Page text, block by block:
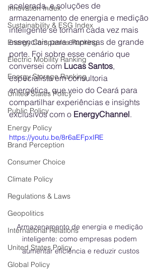
Innovation Index
Sustainability & ESG Index
Energy Companies Ranking
Electric Mobility Ranking
Energy Storage Ranking
United States Policy
Public Policy
Energy Policy
Brand Perception
Consumer Choice
Climate Policy
Regulations & Laws
Geopolitics
International Relations
United States Policy
Global Policy
acelerada, e soluções de
armazenamento de energia e medição
inteligente se tornam cada vez mais
essenciais para empresas de grande
porte. Foi sobre esse cenário que
conversei com Lucas Santos,
especialista em consultoria
energética, que veio do Ceará para
compartilhar experiências e insights
exclusivos com o EnergyChannel.
https://youtu.be/8r6aEFpxIRE
Armazenamento de energia e medição
inteligente: como empresas podem
aumentar eficiência e reduzir custos